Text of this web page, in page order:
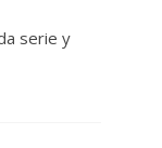
serie y